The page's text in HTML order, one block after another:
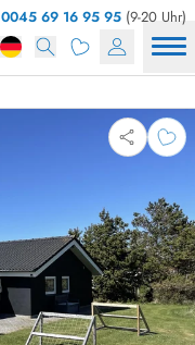
0045 69 16 95 95 (9-20 Uhr)